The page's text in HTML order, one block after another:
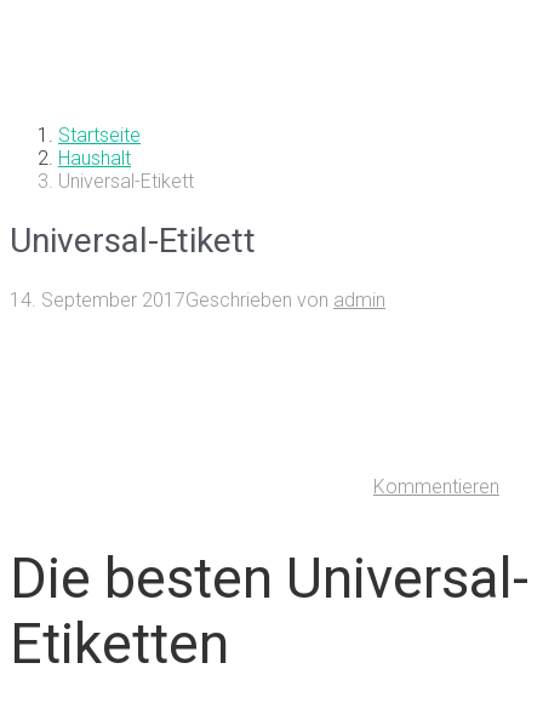
Startseite
Haushalt
Universal-Etikett
Universal-Etikett
14. September 2017Geschrieben von admin
Kommentieren
Die besten Universal-
Etiketten